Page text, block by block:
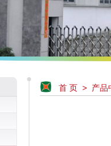
首 页 > 产品